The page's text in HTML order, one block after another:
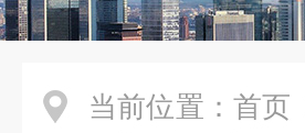
当前位置： 首页